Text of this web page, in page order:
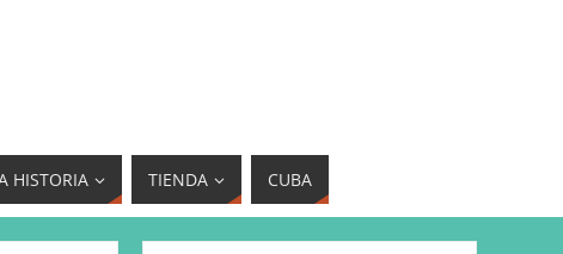
HISTORIA TIENDA CUBA